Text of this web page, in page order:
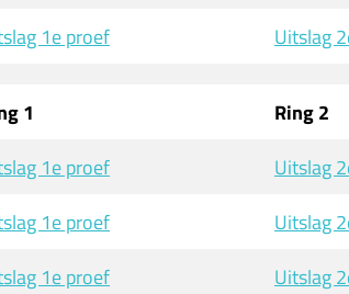
1e proef Uitslag
1
Ring 2
1e proef
Uitslag
1e proef
Uitslag
1e proef
Uitslag